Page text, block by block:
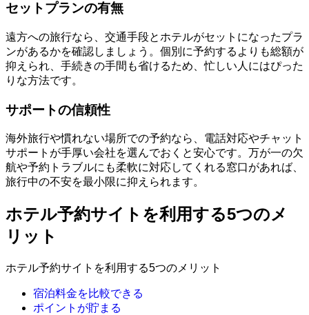
セットプランの有無
遠方への旅行なら、交通手段とホテルがセットになったプラ
ンがあるかを確認しましょう。個別に予約するよりも総額が
抑えられ、手続きの手間も省けるため、忙しい人にはぴった
りな方法です。
サポートの信頼性
海外旅行や慣れない場所での予約なら、電話対応やチャット
サポートが手厚い会社を選んでおくと安心です。万が一の欠
航や予約トラブルにも柔軟に対応してくれる窓口があれば、
旅行中の不安を最小限に抑えられます。
ホテル予約サイトを利用する5つのメ
リット
ホテル予約サイトを利用する5つのメリット
宿泊料金を比較できる
ポイントが貯まる